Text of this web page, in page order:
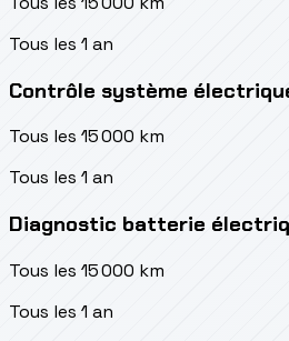
Tous les 1 an
Contrôle système
Tous les 15 000 km
Tous les 1 an
Diagnostic batterie
Tous les 15 000 km
Tous les 1 an